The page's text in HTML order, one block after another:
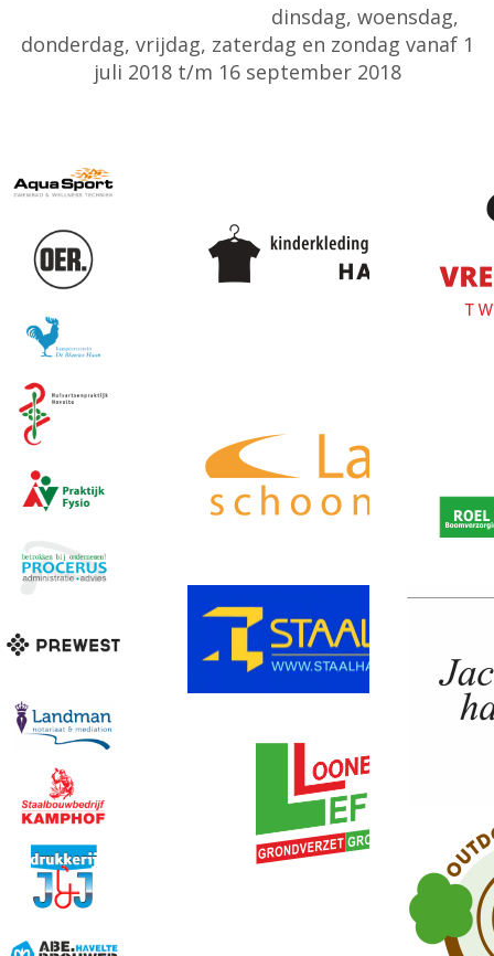
dinsdag, woensdag,
donderdag, vrijdag, zaterdag en zondag vanaf 1
juli 2018 t/m 16 september 2018